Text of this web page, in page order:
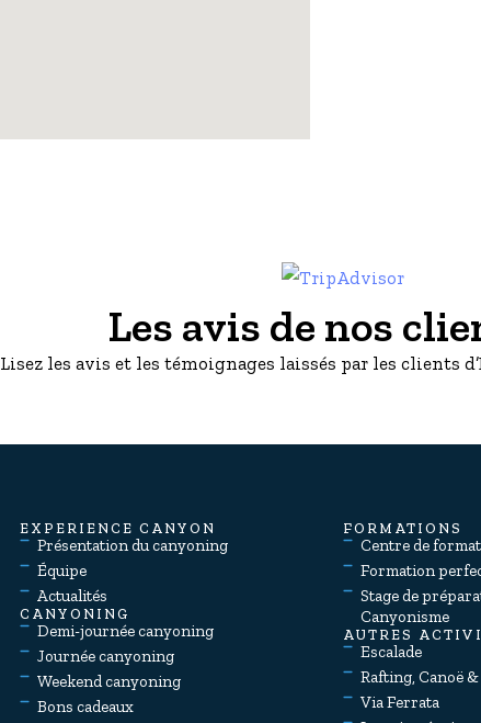
Les avis de nos
Lisez les avis et les témoignages laissés par les clients
EXPERIENCE CANYON
Présentation du canyoning
Équipe
Actualités
CANYONING
Demi-journée canyoning
Journée canyoning
Weekend canyoning
Bons cadeaux
FORMATIONS
Centre de
Formation
Stage de
Canyonisme
AUTRES
Escalade
Rafting, Canoë
Via Ferrata